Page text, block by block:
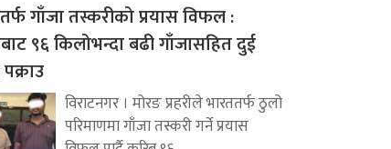
गाँजा तस्करीको प्रयास विफल :
९६ किलोभन्दा बढी गाँजासहित दुई
विराटनगर । मोरङ प्रहरीले भारततर्फ ठुलो
परिमाणमा गाँजा तस्करी गर्ने प्रयास